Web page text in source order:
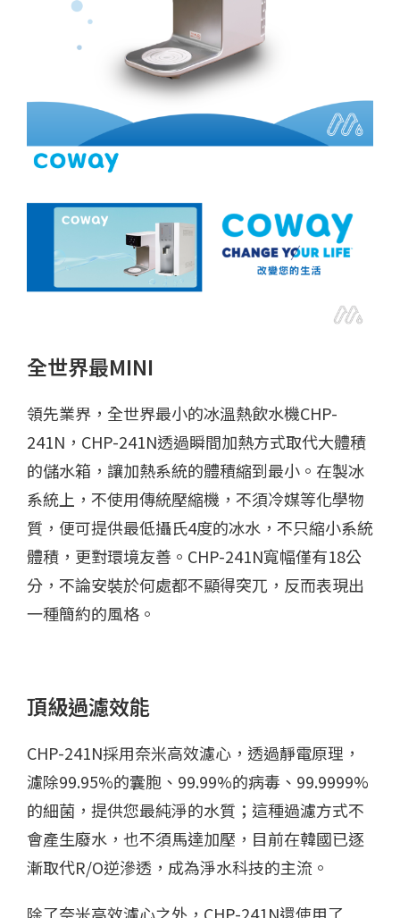
全世界最MINI
領先業界，全世界最小的冰溫熱飲水機CHP-
241N，CHP-241N透過瞬間加熱方式取代大體積
的儲水箱，讓加熱系統的體積縮到最小。在製冰
系統上，不使用傳統壓縮機，不須冷媒等化學物
質，便可提供最低攝氏4度的冰水，不只縮小系統
體積，更對環境友善。CHP-241N寬幅僅有18公
分，不論安裝於何處都不顯得突兀，反而表現出
一種簡約的風格。
頂級過濾效能
CHP-241N採用奈米高效濾心，透過靜電原理，
濾除99.95%的囊胞、99.99%的病毒、99.9999%
的細菌，提供您最純淨的水質；這種過濾方式不
會產生廢水，也不須馬達加壓，目前在韓國已逐
漸取代R/O逆滲透，成為淨水科技的主流。